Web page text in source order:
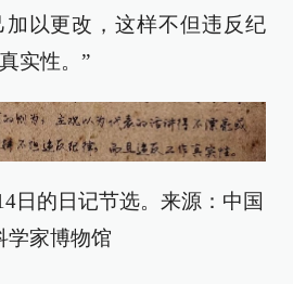
以更改，这样不但违反纪
实性。”
日的日记节选。来源：中国
学家博物馆